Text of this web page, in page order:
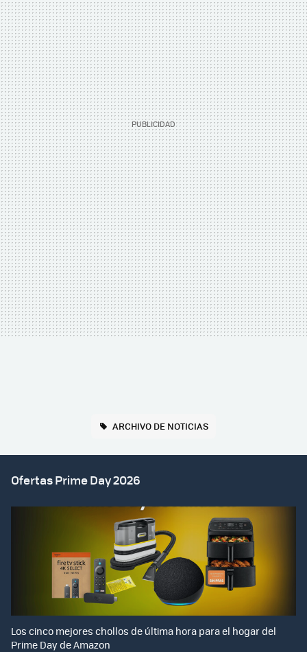
ARCHIVO DE NOTICIAS
Ofertas Prime Day 2026
Los cinco mejores chollos de última hora para el hogar del
Prime Day de Amazon